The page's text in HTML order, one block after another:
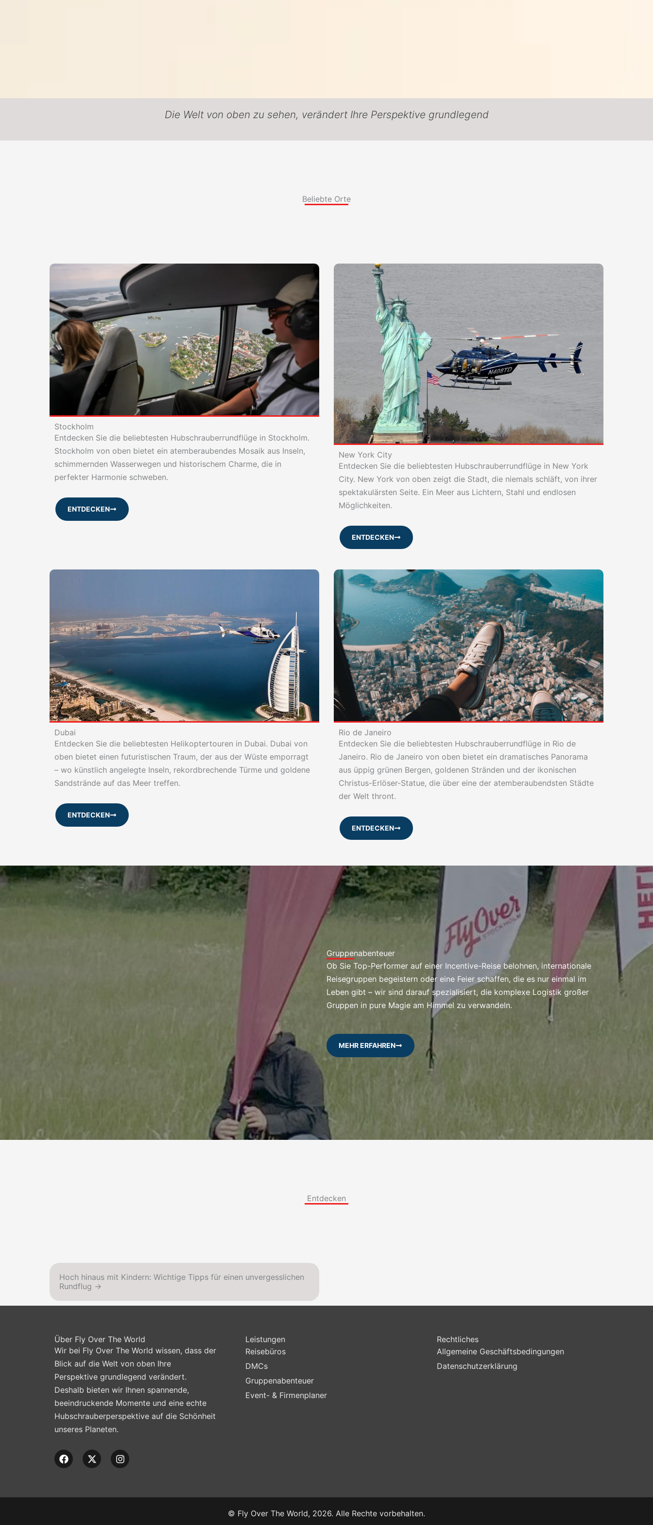
Die Welt von oben zu sehen, verändert Ihre Perspektive grundlegend
Beliebte Orte
Stockholm
Entdecken Sie die beliebtesten Hubschrauberrundflüge in Stockholm.
Stockholm von oben bietet ein atemberaubendes Mosaik aus Inseln,
schimmernden Wasserwegen und historischem Charme, die in
perfekter Harmonie schweben.
ENTDECKEN
New York City
Entdecken Sie die beliebtesten Hubschrauberrundflüge in New York
City. New York von oben zeigt die Stadt, die niemals schläft, von ihrer
spektakulärsten Seite. Ein Meer aus Lichtern, Stahl und endlosen
Möglichkeiten.
ENTDECKEN
Dubai
Entdecken Sie die beliebtesten Helikoptertouren in Dubai. Dubai von
oben bietet einen futuristischen Traum, der aus der Wüste emporragt
– wo künstlich angelegte Inseln, rekordbrechende Türme und goldene
Sandstrände auf das Meer treffen.
ENTDECKEN
Rio de Janeiro
Entdecken Sie die beliebtesten Hubschrauberrundflüge in Rio de
Janeiro. Rio de Janeiro von oben bietet ein dramatisches Panorama
aus üppig grünen Bergen, goldenen Stränden und der ikonischen
Christus-Erlöser-Statue, die über eine der atemberaubendsten Städte
der Welt thront.
ENTDECKEN
Gruppenabenteuer
Ob Sie Top-Performer auf einer Incentive-Reise belohnen, internationale
Reisegruppen begeistern oder eine Feier schaffen, die es nur einmal im
Leben gibt – wir sind darauf spezialisiert, die komplexe Logistik großer
Gruppen in pure Magie am Himmel zu verwandeln.
MEHR ERFAHREN
Entdecken
Hoch hinaus mit Kindern: Wichtige Tipps für einen unvergesslichen
Rundflug →
Über Fly Over The World
Wir bei Fly Over The World wissen, dass der
Blick auf die Welt von oben Ihre
Perspektive grundlegend verändert.
Deshalb bieten wir Ihnen spannende,
beeindruckende Momente und eine echte
Hubschrauberperspektive auf die Schönheit
unseres Planeten.
F
a
o
X
-
t
I
n
g
Leistungen
Reisebüros
DMCs
Gruppenabenteuer
Event- & Firmenplaner
Rechtliches
Allgemeine Geschäftsbedingungen
Datenschutzerklärung
© Fly Over The World, 2026. Alle Rechte vorbehalten.